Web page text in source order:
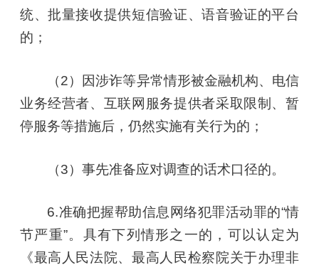
统、批量接收提供短信验证、语音验证的平台
的；
（2）因涉诈等异常情形被金融机构、电信
业务经营者、互联网服务提供者采取限制、暂
停服务等措施后，仍然实施有关行为的；
（3）事先准备应对调查的话术口径的。
6.准确把握帮助信息网络犯罪活动罪的“情
节严重”。具有下列情形之一的，可以认定为
《最高人民法院、最高人民检察院关于办理非